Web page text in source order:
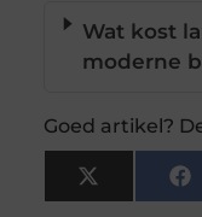
Wat kost
moderne
Goed artikel?
X
(Twitter)